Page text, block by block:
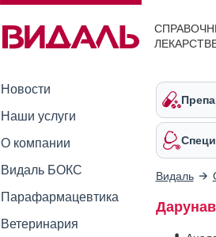
Новости
Наши услуги
О компании
Видаль БОКС
Парафармацевтика
Ветеринария
Видаль